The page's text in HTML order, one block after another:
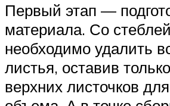
Первый этап —
материала. Со
необходимо удалить
листья, оставив
верхних листочков